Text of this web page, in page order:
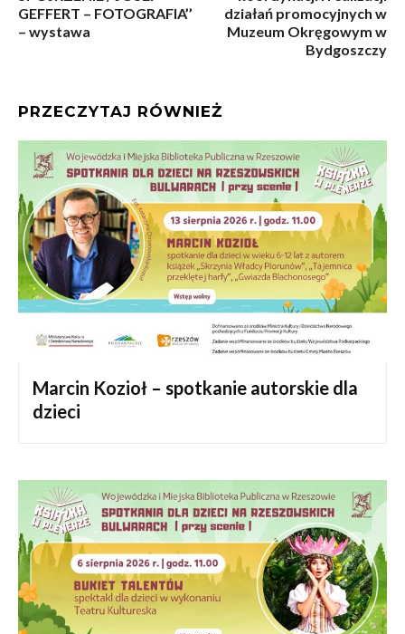
GEFFERT – FOTOGRAFIA’’
– wystawa
działań promocyjnych w
Muzeum Okręgowym w
Bydgoszczy
PRZECZYTAJ RÓWNIEŻ
Marcin Kozioł – spotkanie autorskie dla
dzieci